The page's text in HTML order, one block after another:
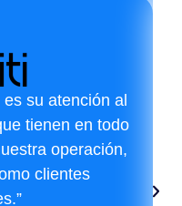
su atención al
tienen en todo
operación,
clientes